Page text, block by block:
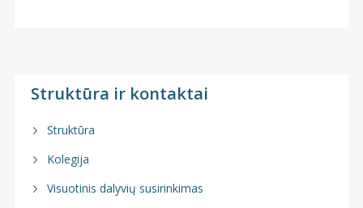
Struktūra ir kontaktai
Struktūra
Kolegija
Visuotinis dalyvių susirinkimas